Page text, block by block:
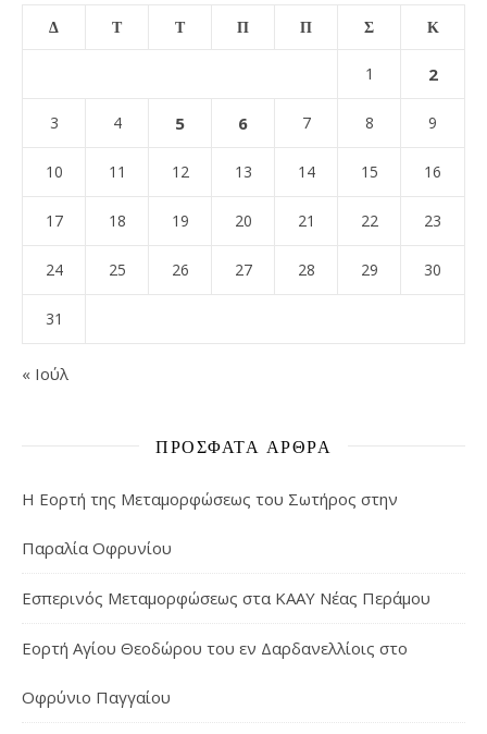
Δ Τ Τ Π Π Σ Κ
1 2
3 4 5 6 7 8 9
10 11 12 13 14 15 16
17 18 19 20 21 22 23
24 25 26 27 28 29 30
31
« Ιούλ
ΠΡΌΣΦΑΤΑ ΆΡΘΡΑ
Η Εορτή της Μεταμορφώσεως του Σωτήρος στην
Παραλία Οφρυνίου
Εσπερινός Μεταμορφώσεως στα ΚΑΑΥ Νέας Περάμου
Εορτή Αγίου Θεοδώρου του εν Δαρδανελλίοις στο
Οφρύνιο Παγγαίου